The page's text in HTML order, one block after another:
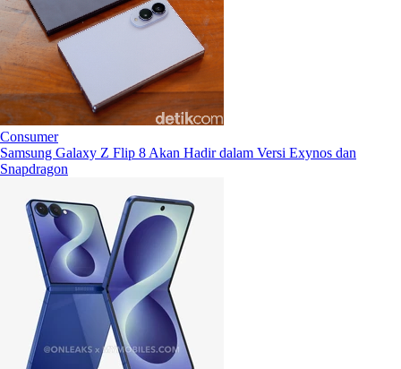
Consumer
Samsung Galaxy Z Flip 8 Akan Hadir dalam Versi Exynos dan
Snapdragon